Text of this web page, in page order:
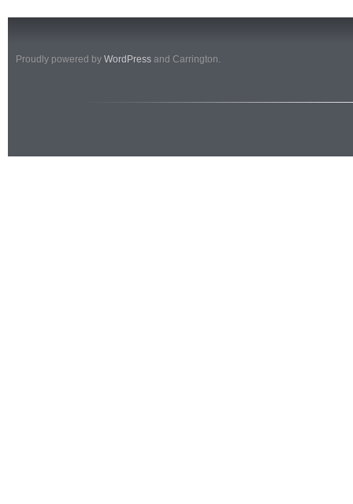
Proudly powered by WordPress and Carrington.